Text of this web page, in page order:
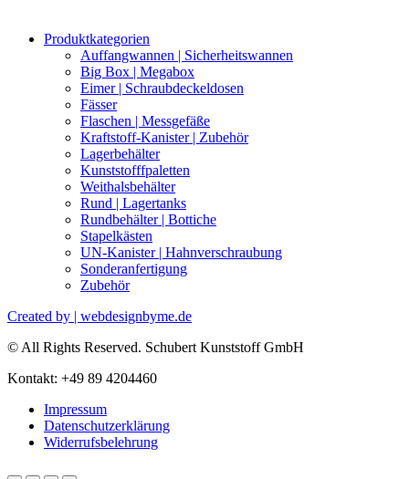
Produktkategorien
Auffangwannen | Sicherheitswannen
Big Box | Megabox
Eimer | Schraubdeckeldosen
Fässer
Flaschen | Messgefäße
Kraftstoff-Kanister | Zubehör
Lagerbehälter
Kunststofffpaletten
Weithalsbehälter
Rund | Lagertanks
Rundbehälter | Bottiche
Stapelkästen
UN-Kanister | Hahnverschraubung
Sonderanfertigung
Zubehör
Created by | webdesignbyme.de
© All Rights Reserved. Schubert Kunststoff GmbH
Kontakt: +49 89 4204460
Impressum
Datenschutzerklärung
Widerrufsbelehrung